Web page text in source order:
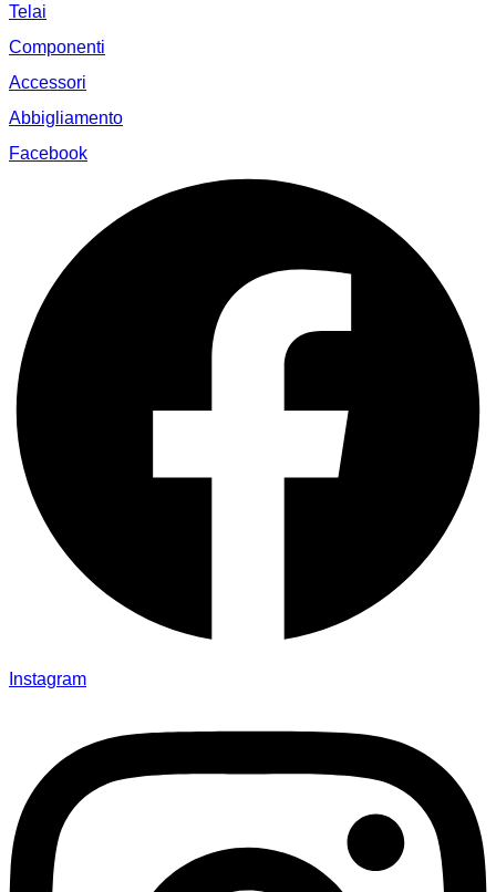
Telai
Componenti
Accessori
Abbigliamento
Facebook
Instagram